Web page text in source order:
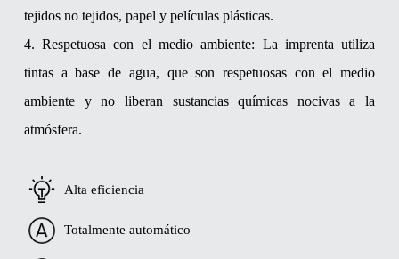
tejidos no tejidos, papel y películas plásticas.
4. Respetuosa con el medio ambiente: La imprenta utiliza
tintas a base de agua, que son respetuosas con el medio
ambiente y no liberan sustancias químicas nocivas a la
atmósfera.
Alta eficiencia
Totalmente automático